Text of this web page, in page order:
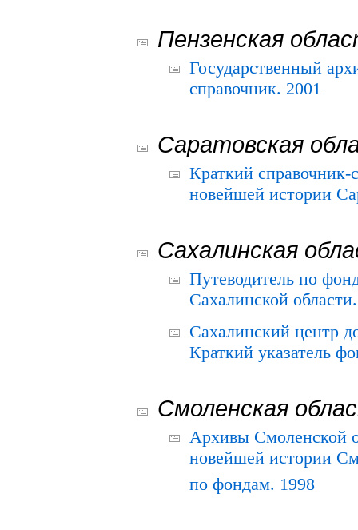
Пензенская
Государственный
справочник. 2001
Саратовская
Краткий
новейшей истории
Сахалинская
Путеводитель по
Сахалинской
Сахалинский центр
Краткий указатель
Смоленская
Архивы Смоленской
новейшей истории
по фондам. 1998